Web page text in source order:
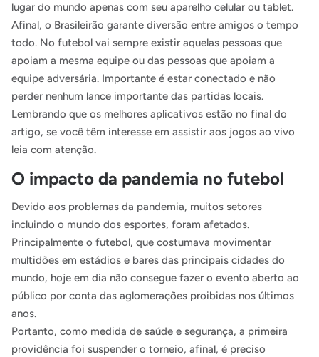
lugar do mundo apenas com seu aparelho celular ou tablet.
Afinal, o Brasileirão garante diversão entre amigos o tempo
todo. No futebol vai sempre existir aquelas pessoas que
apoiam a mesma equipe ou das pessoas que apoiam a
equipe adversária. Importante é estar conectado e não
perder nenhum lance importante das partidas locais.
Lembrando que os melhores aplicativos estão no final do
artigo, se você têm interesse em assistir aos jogos ao vivo
leia com atenção.
O impacto da pandemia no futebol
Devido aos problemas da pandemia, muitos setores
incluindo o mundo dos esportes, foram afetados.
Principalmente o futebol, que costumava movimentar
multidões em estádios e bares das principais cidades do
mundo, hoje em dia não consegue fazer o evento aberto ao
público por conta das aglomerações proibidas nos últimos
anos.
Portanto, como medida de saúde e segurança, a primeira
providência foi suspender o torneio, afinal, é preciso